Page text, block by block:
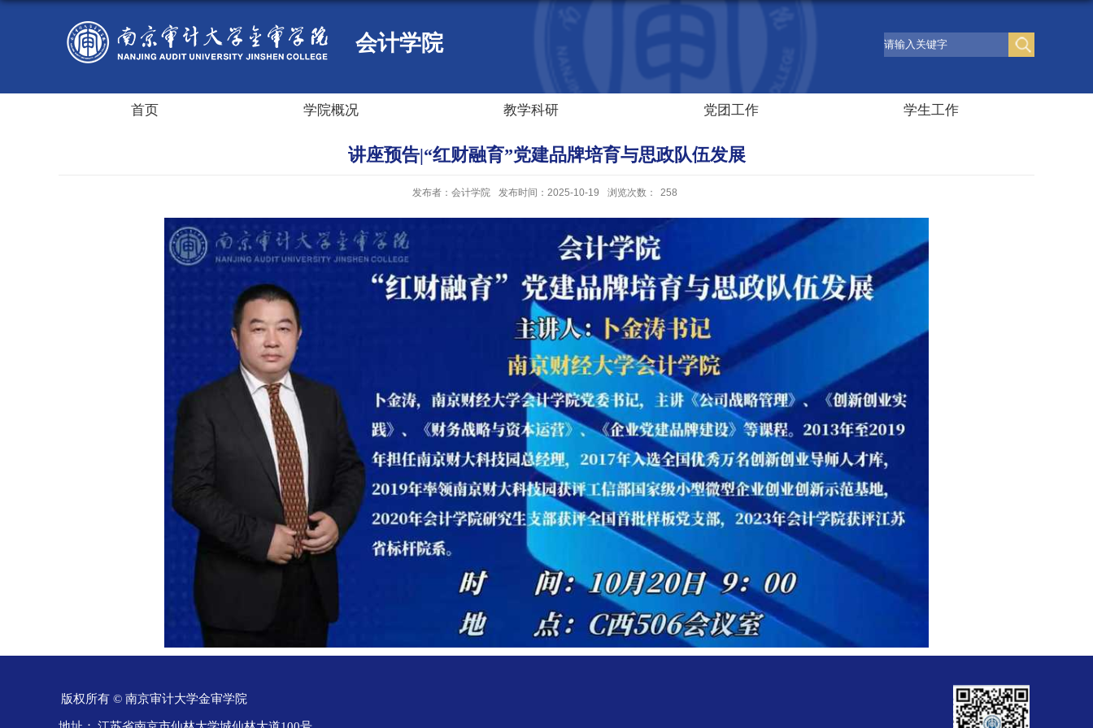
会计学院
首页 学院概况 教学科研 党团工作 学生工作
讲座预告|“红财融育”党建品牌培育与思政队伍发展
发布者：会计学院 发布时间：2025-10-19 浏览次数： 258
版权所有 © 南京审计大学金审学院